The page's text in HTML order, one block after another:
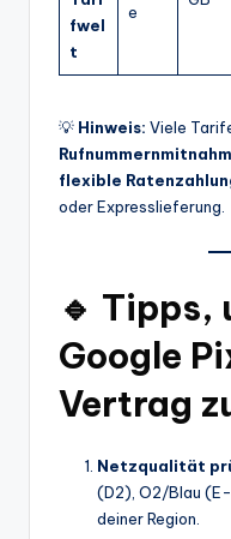
fwel
t
e
💡 Hinweis: Viele
flexible
oder Expresslieferung.
🔹 Tipps,
Google
Vertrag
Netzqualität
(D2), O2/Blau
deiner Region.